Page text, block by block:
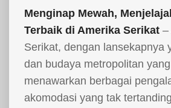
Menginap Mewah,
Terbaik di Amerika Serikat –
Serikat, dengan lansekapnya
dan budaya metropolitan
menawarkan berbagai
akomodasi yang tak